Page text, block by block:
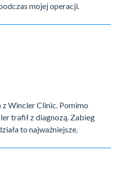
mojej operacji.
Wincler Clinic. Pomimo
trafił z diagnozą. Zabieg
to najważniejsze.